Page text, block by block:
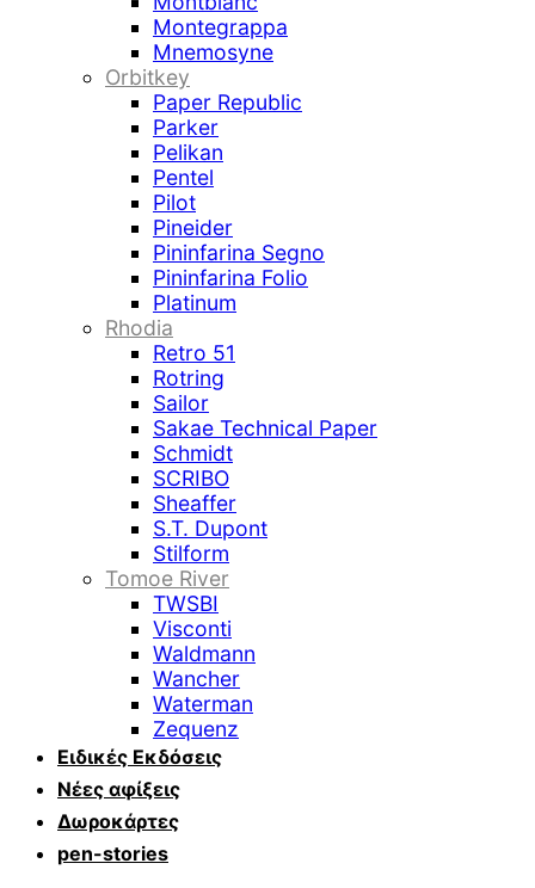
Montegrappa
Mnemosyne
Orbitkey
Paper Republic
Parker
Pelikan
Pentel
Pilot
Pineider
Pininfarina Segno
Pininfarina Folio
Platinum
Rhodia
Retro 51
Rotring
Sailor
Sakae Technical Paper
Schmidt
SCRIBO
Sheaffer
S.T. Dupont
Stilform
Tomoe River
TWSBI
Visconti
Waldmann
Wancher
Waterman
Zequenz
Ειδικές Εκδόσεις
Νέες αφίξεις
Δωροκάρτες
pen-stories